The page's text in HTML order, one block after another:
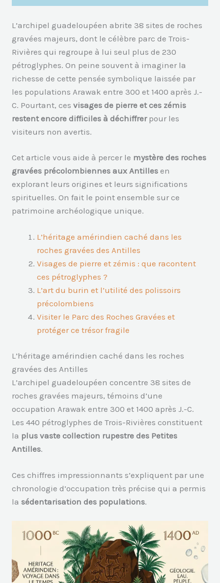
L’archipel guadeloupéen abrite 38 sites de roches
gravées majeurs, dont le célèbre parc de Trois-
Rivières qui regroupe à lui seul plus de 230
pétroglyphes. On peine souvent à imaginer la
richesse de cette pensée symbolique laissée par
les populations Arawak entre 300 et 1400 après J.-
C. Pourtant, cesvisages de pierre et ces zémis
restent encore difficiles à déchiffrerpour les
visiteurs non avertis.
Cet article vous aide à percer le mystère des roches
gravées précolombiennes aux Antilles en
explorant leurs origines et leurs significations
spirituelles. On fait le point ensemble sur ce
patrimoine archéologique unique.
L’héritage amérindien caché dans les
roches gravées des Antilles
Visages de pierre et zémis : que racontent
ces pétroglyphes ?
L’art du burin et l’utilité des polissoirs
précolombiens
Visiter le Parc des Roches Gravées et
protéger ce trésor fragile
L’héritage amérindien caché dans les roches
gravées des Antilles
L’archipel guadeloupéen concentre 38 sites de
roches gravées majeurs, témoins d’une
occupation Arawak entre 300 et 1400 après J.-C.
Les 440 pétroglyphes de Trois-Rivières constituent
la plus vaste collection rupestre des Petites
Antilles.
Ces chiffres impressionnants s’expliquent par une
chronologie d’occupation très précise qui a permis
la sédentarisation des populations.